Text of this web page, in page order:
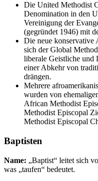
Die United Methodist
Denomination in den
Vereinigung der
(gegründet 1946) mit
Die neue konservative
sich der Global
liberale Geistliche und
einer Abkehr von
drängen.
Mehrere
wurden von
African Methodist
Methodist Episcopal
Methodist Episcopal
Baptisten
Name: „Baptist“ leitet sich
was „taufen“ bedeutet.